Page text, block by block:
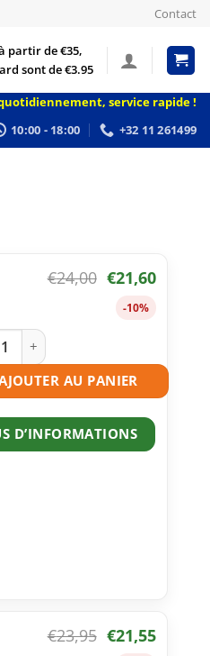
Contact
partir de €35,
sont de €3.95
service rapide !
10:00 - 18:00
+32 11 261499
€24,00 €21,60
-10%
de Cartouche d'encre
AU PANIER
D’INFORMATIONS
€23,95 €21,55